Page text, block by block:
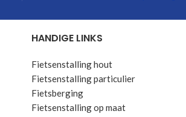
HANDIGE LINKS
Fietsenstalling hout
Fietsenstalling particulier
Fietsberging
Fietsenstalling op maat